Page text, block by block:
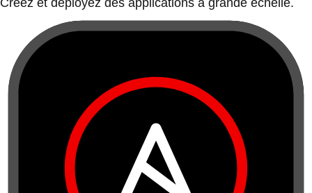
Créez et déployez des applications à grande échelle.